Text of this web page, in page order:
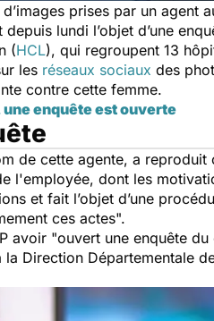
prises par un agent
lundi l’objet d’une
(HCL), qui regroupent 13
les réseaux sociaux des
contre cette femme.
une enquête est ouverte
de cette agente, a reproduit
l'employée, dont les
et fait l’objet d’une
ces actes".
avoir "ouvert une enquête
la Direction Départementale